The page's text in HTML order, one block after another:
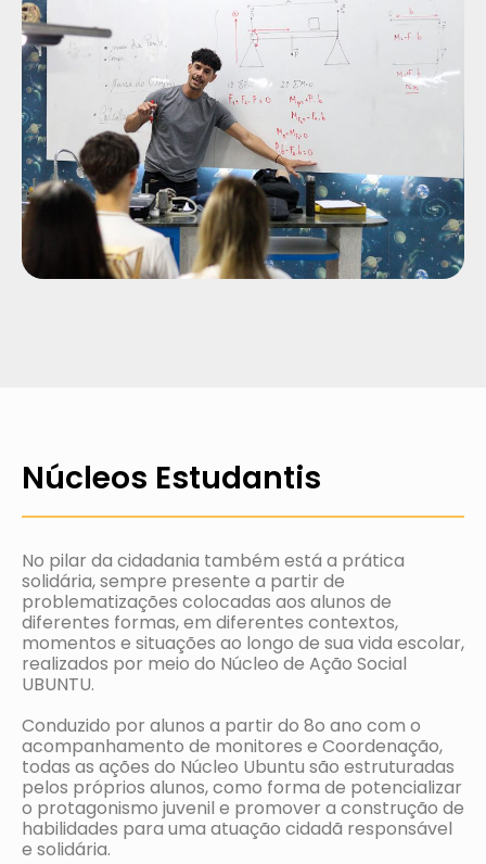
Núcleos Estudantis
No pilar da cidadania também está a prática
solidária, sempre presente a partir de
problematizações colocadas aos alunos de
diferentes formas, em diferentes contextos,
momentos e situações ao longo de sua vida escolar,
realizados por meio do Núcleo de Ação Social
UBUNTU.
Conduzido por alunos a partir do 8o ano com o
acompanhamento de monitores e Coordenação,
todas as ações do Núcleo Ubuntu são estruturadas
pelos próprios alunos, como forma de potencializar
o protagonismo juvenil e promover a construção de
habilidades para uma atuação cidadã responsável
e solidária.